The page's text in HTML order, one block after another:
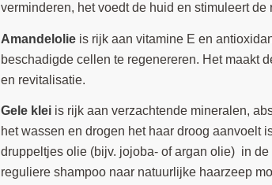
verminderen, het voedt de huid en stimuleert de
Amandelolie is rijk aan vitamine E en
beschadigde cellen te regenereren. Het maakt
en revitalisatie.
Gele klei is rijk aan verzachtende mineralen,
het wassen en drogen het haar droog aanvoelt
druppeltjes olie (bijv. jojoba- of argan olie) in
reguliere shampoo naar natuurlijke haarzeep